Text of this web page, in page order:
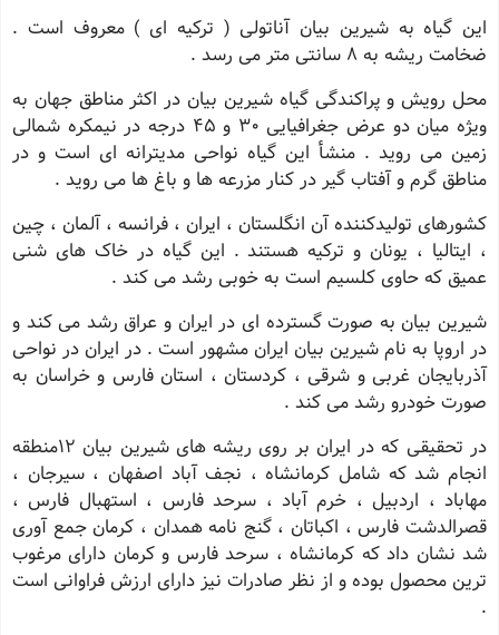
این گیاه به شیرین بیان آناتولی ( ترکیه ای ) معروف است .
ضخامت ریشه به 8 سانتی متر می رسد .
محل رویش و پراکندگی گیاه شیرین بیان در اکثر مناطق جهان به
ویژه میان دو عرض جغرافیایی 30 و 45 درجه در نیمکره شمالی
زمین می روید . منشأ این گیاه نواحی مدیترانه ای است و در
مناطق گرم و آفتاب گیر در کنار مزرعه ها و باغ ها می روید .
کشورهای تولیدکننده آن انگلستان ، ایران ، فرانسه ، آلمان ، چین
، ایتالیا ، یونان و ترکیه هستند . این گیاه در خاک های شنی
عمیق که حاوی کلسیم است به خوبی رشد می کند .
شیرین بیان به صورت گسترده ای در ایران و عراق رشد می کند و
در اروپا به نام شیرین بیان ایران مشهور است . در ایران در نواحی
آذربایجان غربی و شرقی ، کردستان ، استان فارس و خراسان به
صورت خودرو رشد می کند .
در تحقیقی که در ایران بر روی ریشه های شیرین بیان 12منطقه
انجام شد که شامل کرمانشاه ، نجف آباد اصفهان ، سیرجان ،
مهاباد ، اردبیل ، خرم آباد ، سرحد فارس ، استهبال فارس ،
قصرالدشت فارس ، اکباتان ، گنج نامه همدان ، کرمان جمع آوری
شد نشان داد که کرمانشاه ، سرحد فارس و کرمان دارای مرغوب
ترین محصول بوده و از نظر صادرات نیز دارای ارزش فراوانی است
.